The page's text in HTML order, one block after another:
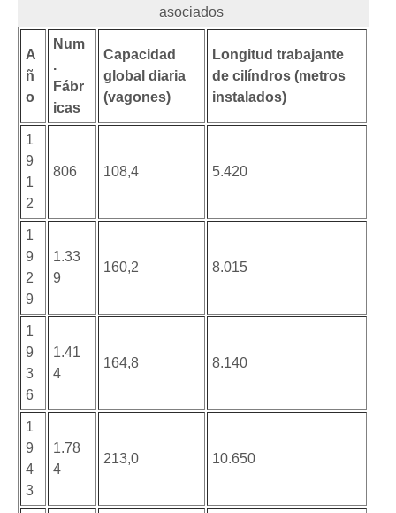
asociados
A
ñ
o
Num
.
Fábr
icas
Capacidad
global diaria
(vagones)
Longitud trabajante
de cilíndros (metros
instalados)
1
9
1
2
806 108,4 5.420
1
9
2
9
1.33
9
160,2 8.015
1
9
3
6
1.41
4
164,8 8.140
1
9
4
3
1.78
4
213,0 10.650